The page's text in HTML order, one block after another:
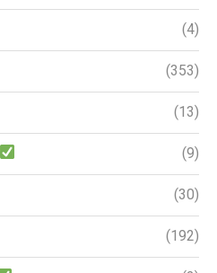
(4)
(353)
(13)
(9)
(30)
(192)